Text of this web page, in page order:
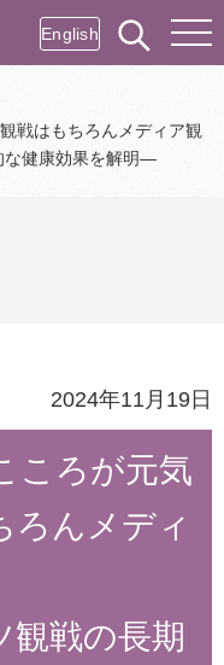
English
戦はもちろんメディア観
な健康効果を解明―
2024年11月19日
ころが元気
ろんメディ
戦の長期